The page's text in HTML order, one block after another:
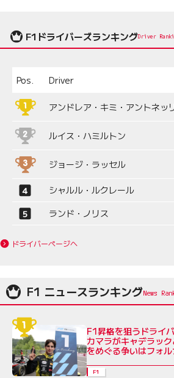
F1ドライバーズランキングDriver
Pos. Driver
アンドレア・キミ・アントネッ
ルイス・ハミルトン
ジョージ・ラッセル
シャルル・ルクレール
ランド・ノリス
ドライバーページへ
F1 ニュースランキング
F1昇格を狙うドライ
カマラがキャデラッ
をめぐる争いはフォ
F1